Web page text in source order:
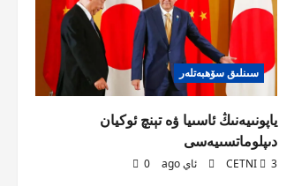
سىنلىق سۆھبەتلەر
ياپونىيەنىڭ ئاسىيا ۋە تېنچ ئوكيان
دىپلوماتسىيەسى
CETNI 3 ئاي ago 0